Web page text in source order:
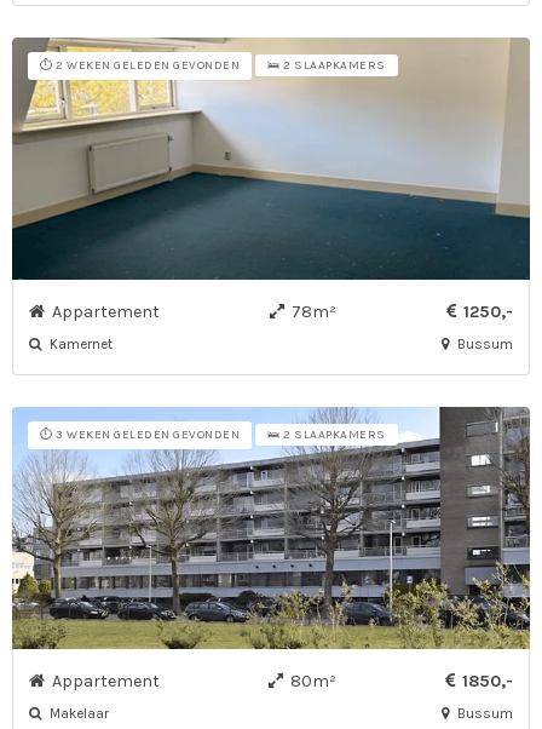
⏱️ 2 WEKEN GELEDEN GEVONDEN 🛌 2 SLAAPKAMERS
Appartement 78m² 1250,-
Kamernet Bussum
⏱️ 3 WEKEN GELEDEN GEVONDEN 🛌 2 SLAAPKAMERS
Appartement 80m² 1850,-
Makelaar Bussum